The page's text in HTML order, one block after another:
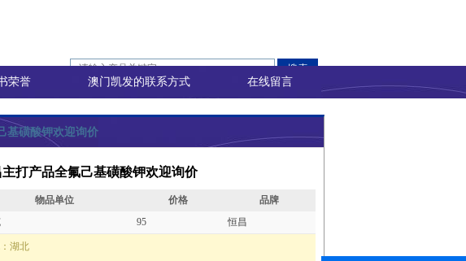
荣誉 澳门凯发的联系方式 在线留言
基磺酸钾欢迎询价
打产品全氟己基磺酸钾欢迎询价
物品单位 价格
品牌
95 恒昌
湖北